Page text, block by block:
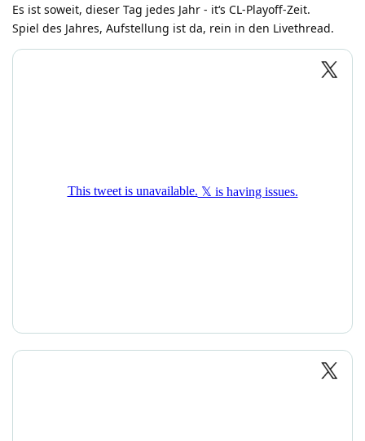
Es ist soweit, dieser Tag jedes Jahr - it‘s CL-Playoff-Zeit.
Spiel des Jahres, Aufstellung ist da, rein in den Livethread.